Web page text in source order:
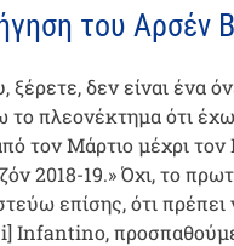
του Αρσέν
ξέρετε, δεν είναι
το πλεονέκτημα ότι
τον Μάρτιο μέχρι
2018-19.» Όχι, το
επίσης, ότι
Infantino,